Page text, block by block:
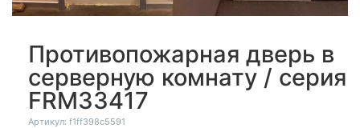
Противопожарная дверь в
серверную комнату / серия
FRM33417
Артикул: f1ff398c5591